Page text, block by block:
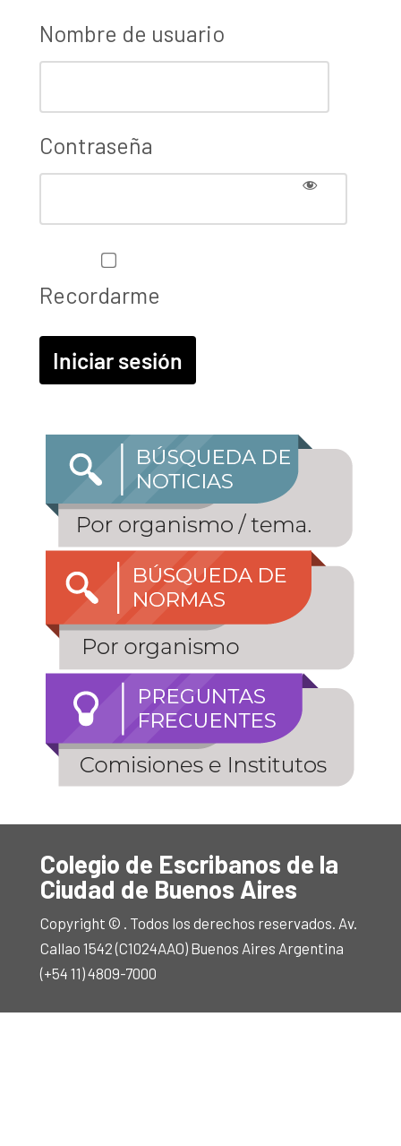
Nombre de usuario
Contraseña
Recordarme
Colegio de Escribanos de la
Ciudad de Buenos Aires
Copyright © . Todos los derechos reservados. Av.
Callao 1542 (C1024AAO) Buenos Aires Argentina
(+54 11) 4809-7000